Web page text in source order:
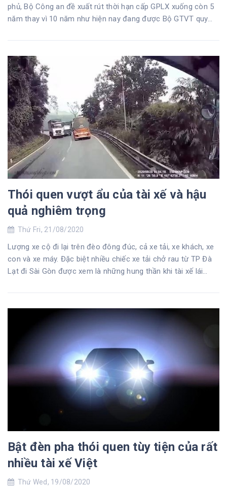
phủ, Bộ Công an đề xuất rút thời hạn cấp GPLX xuống còn 5
năm thay vì 10 năm như hiện nay đang được Bộ GTVT quy
Thói quen vượt ẩu của tài xế và hậu
quả nghiêm trọng
Thứ Fri, 21/08/2020
Lượng xe cộ đi lại trên đèo đông đúc, cả xe tải, xe khách, xe
con và xe máy. Đặc biệt nhiều chiếc xe tải chở rau từ TP Đà
Lạt đi Sài Gòn được xem là những hung thần khi tài xế lái
nhanh.
Bật đèn pha thói quen tùy tiện của rất
nhiều tài xế Việt
Thứ Wed, 19/08/2020